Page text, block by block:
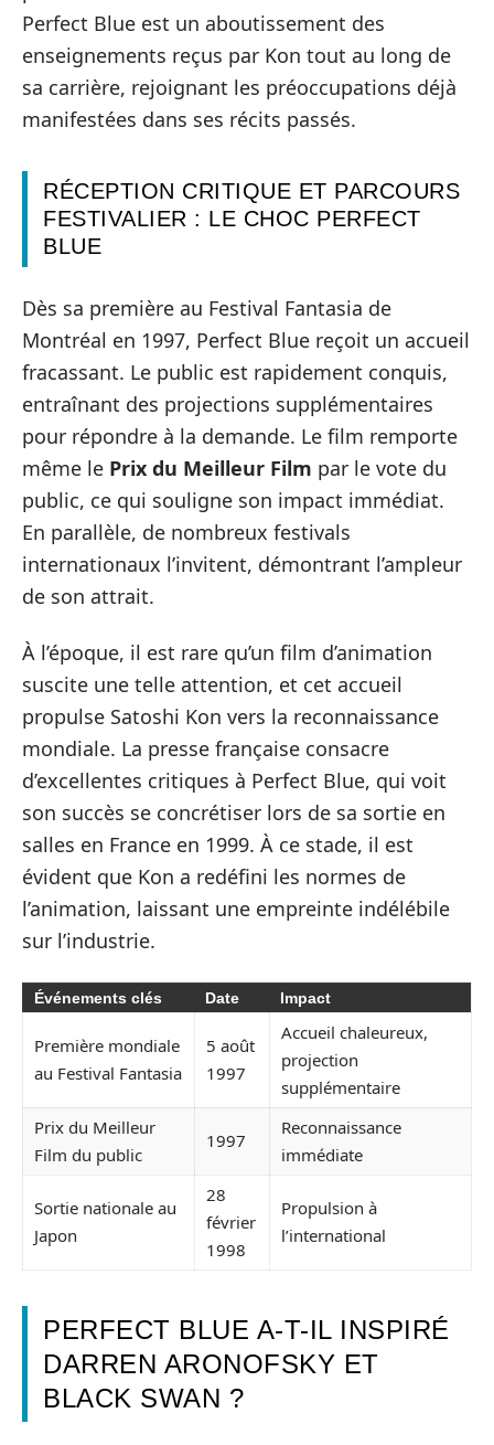
Perfect Blue est un aboutissement des
enseignements reçus par Kon tout au long de
sa carrière, rejoignant les préoccupations déjà
manifestées dans ses récits passés.
RÉCEPTION CRITIQUE ET PARCOURS
FESTIVALIER : LE CHOC PERFECT
BLUE
Dès sa première au Festival Fantasia de
Montréal en 1997, Perfect Blue reçoit un accueil
fracassant. Le public est rapidement conquis,
entraînant des projections supplémentaires
pour répondre à la demande. Le film remporte
même le Prix du Meilleur Film par le vote du
public, ce qui souligne son impact immédiat.
En parallèle, de nombreux festivals
internationaux l’invitent, démontrant l’ampleur
de son attrait.
À l’époque, il est rare qu’un film d’animation
suscite une telle attention, et cet accueil
propulse Satoshi Kon vers la reconnaissance
mondiale. La presse française consacre
d’excellentes critiques à Perfect Blue, qui voit
son succès se concrétiser lors de sa sortie en
salles en France en 1999. À ce stade, il est
évident que Kon a redéfini les normes de
l’animation, laissant une empreinte indélébile
sur l’industrie.
Événements clés Date Impact
Première mondiale
au Festival Fantasia
5 août
1997
Accueil chaleureux,
projection
supplémentaire
Prix du Meilleur
Film du public
1997
Reconnaissance
immédiate
Sortie nationale au
Japon
28
février
1998
Propulsion à
l’international
PERFECT BLUE A-T-IL INSPIRÉ
DARREN ARONOFSKY ET
BLACK SWAN ?